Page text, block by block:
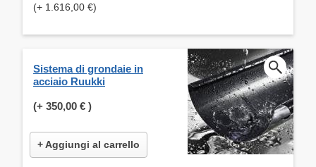
(+ 1.616,00 €)
Sistema di grondaie in
acciaio Ruukki
(+ 350,00 € )
+ Aggiungi al carrello